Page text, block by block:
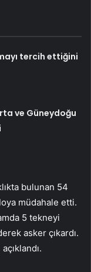
tercih ettiğini
ve Güneydoğu
bulunan 54
müdahale etti.
5 tekneyi
asker çıkardı.